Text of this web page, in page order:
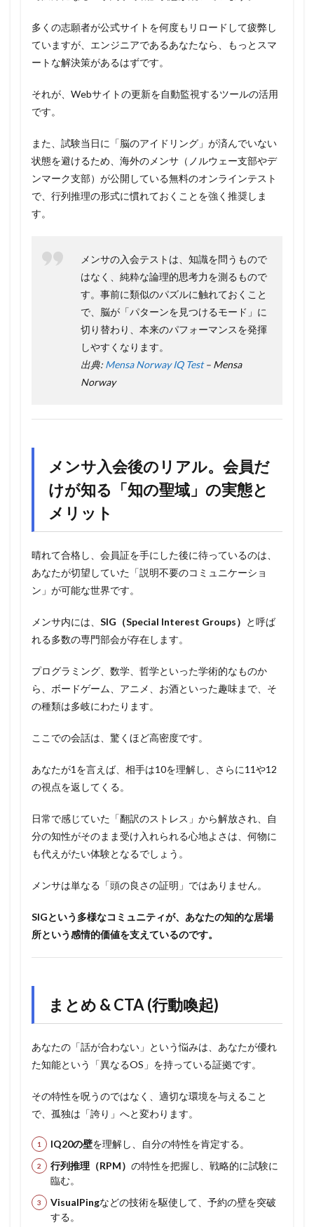
多くの志願者が公式サイトを何度もリロードして疲弊し
ていますが、エンジニアであるあなたなら、もっとスマ
ートな解決策があるはずです。
それが、Webサイトの更新を自動監視するツールの活用
です。
また、試験当日に「脳のアイドリング」が済んでいない
状態を避けるため、海外のメンサ（ノルウェー支部やデ
ンマーク支部）が公開している無料のオンラインテスト
で、行列推理の形式に慣れておくことを強く推奨しま
す。
メンサの入会テストは、知識を問うもので
はなく、純粋な論理的思考力を測るもので
す。事前に類似のパズルに触れておくこと
で、脳が「パターンを見つけるモード」に
切り替わり、本来のパフォーマンスを発揮
しやすくなります。
出典: Mensa Norway IQ Test– Mensa
Norway
メンサ入会後のリアル。会員だ
けが知る「知の聖域」の実態と
メリット
晴れて合格し、会員証を手にした後に待っているのは、
あなたが切望していた「説明不要のコミュニケーショ
ン」が可能な世界です。
メンサ内には、 SIG（Special Interest Groups） と呼ば
れる多数の専門部会が存在します。
プログラミング、数学、哲学といった学術的なものか
ら、ボードゲーム、アニメ、お酒といった趣味まで、そ
の種類は多岐にわたります。
ここでの会話は、驚くほど高密度です。
あなたが1を言えば、相手は10を理解し、さらに11や12
の視点を返してくる。
日常で感じていた「翻訳のストレス」から解放され、自
分の知性がそのまま受け入れられる心地よさは、何物に
も代えがたい体験となるでしょう。
メンサは単なる「頭の良さの証明」ではありません。
SIGという多様なコミュニティが、あなたの知的な居場
所という感情的価値を支えているのです。
まとめ & CTA (行動喚起)
あなたの「話が合わない」という悩みは、あなたが優れ
た知能という「異なるOS」を持っている証拠です。
その特性を呪うのではなく、適切な環境を与えること
で、孤独は「誇り」へと変わります。
IQ20の壁を理解し、自分の特性を肯定する。
行列推理（RPM） の特性を把握し、戦略的に試験に
臨む。
VisualPingなどの技術を駆使して、予約の壁を突破
する。